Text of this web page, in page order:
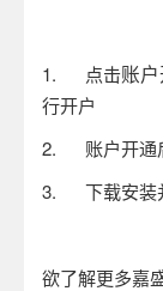
1. 点击账
行开户
2. 账户开通
3. 下载安装
欲了解更多嘉